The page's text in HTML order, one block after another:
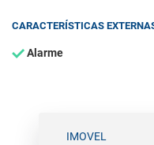
CARACTERÍSTICAS
Alarme
IMOVEL